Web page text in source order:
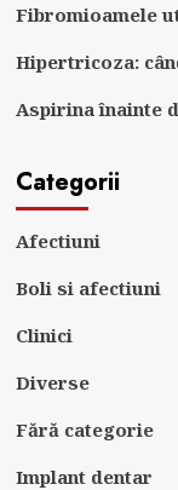
Fibromioamele
Hipertricoza:
Aspirina înainte
Categorii
Afectiuni
Boli si afectiuni
Clinici
Diverse
Fără categorie
Implant dentar